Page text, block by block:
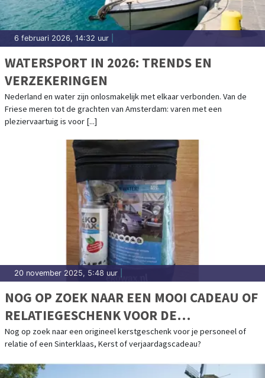
6 februari 2026, 14:32 uur
WATERSPORT IN 2026: TRENDS EN
VERZEKERINGEN
Nederland en water zijn onlosmakelijk met elkaar verbonden. Van de
Friese meren tot de grachten van Amsterdam: varen met een
pleziervaartuig is voor [...]
20 november 2025, 5:48 uur
NOG OP ZOEK NAAR EEN MOOI CADEAU OF
RELATIEGESCHENK VOOR DE
FEESTDAGEN?
Nog op zoek naar een origineel kerstgeschenk voor je personeel of
relatie of een Sinterklaas, Kerst of verjaardagscadeau?